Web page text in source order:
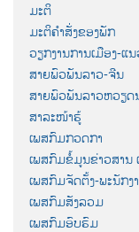
ມະຕິ
ມະຕິຄຳສັ່ງຂອງພັກ
ວຽກງານການເມືອງ-ແ
ສາຍພົວພັນລາວ-ຈີນ
ສາຍພົວພັນລາວຫວຽດ
ສາລະໜ້າຮູ້
ເພສກົມກວດກາ
ເພສກົມຂໍ້ມູນຂ່າວສານ
ເພສກົມຈັດຕັ້ງ-ພະນັກງ
ເພສກົມສັງລວມ
ເພສກົມອົບຮົມ